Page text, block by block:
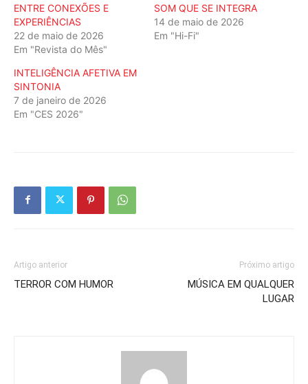
ENTRE CONEXÕES E
EXPERIÊNCIAS
22 de maio de 2026
Em "Revista do Mês"
SOM QUE SE INTEGRA
14 de maio de 2026
Em "Hi-Fi"
INTELIGÊNCIA AFETIVA EM
SINTONIA
7 de janeiro de 2026
Em "CES 2026"
Artigo anterior
TERROR COM HUMOR
Próximo artigo
MÚSICA EM QUALQUER
LUGAR